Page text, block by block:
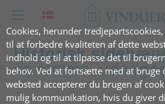
Cookies, herunder
til at forbedre kvaliteten af dette
indhold og til at tilpasse det til
behov. Ved at fortsætte med at bruge
websted accepterer du brugen af
mulig kommunikation, hvis du giver
Historisk
én ramme,